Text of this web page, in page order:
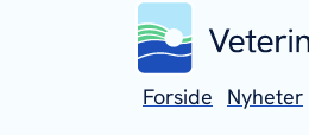
Forside Nyheter